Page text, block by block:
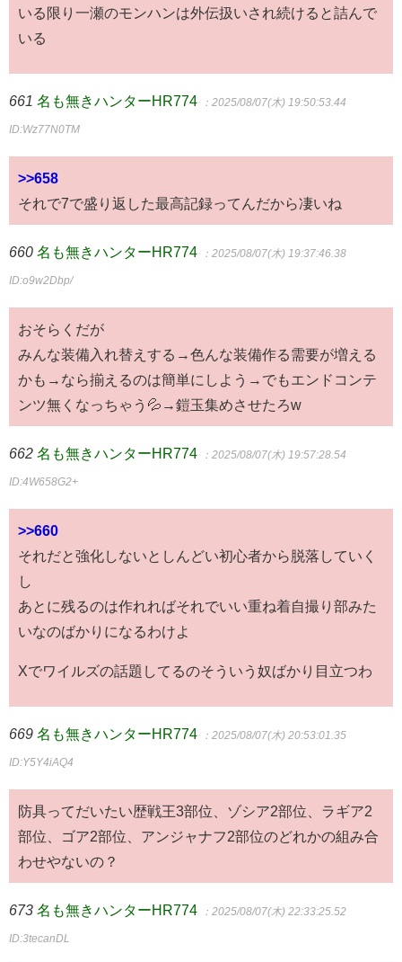
いる限り一瀬のモンハンは外伝扱いされ続けると詰んで
いる
661 名も無きハンターHR774 ：2025/08/07(木) 19:50:53.44
ID:Wz77N0TM
>>658
それで7で盛り返した最高記録ってんだから凄いね
660 名も無きハンターHR774 ：2025/08/07(木) 19:37:46.38
ID:o9w2Dbp/
おそらくだが
みんな装備入れ替えする→色んな装備作る需要が増える
かも→なら揃えるのは簡単にしよう→でもエンドコンテ
ンツ無くなっちゃう💦→鎧玉集めさせたろw
662 名も無きハンターHR774 ：2025/08/07(木) 19:57:28.54
ID:4W658G2+
>>660
それだと強化しないとしんどい初心者から脱落していく
し
あとに残るのは作れればそれでいい重ね着自撮り部みた
いなのばかりになるわけよ
Xでワイルズの話題してるのそういう奴ばかり目立つわ
669 名も無きハンターHR774 ：2025/08/07(木) 20:53:01.35
ID:Y5Y4iAQ4
防具ってだいたい歴戦王3部位、ゾシア2部位、ラギア2
部位、ゴア2部位、アンジャナフ2部位のどれかの組み合
わせやないの？
673 名も無きハンターHR774 ：2025/08/07(木) 22:33:25.52
ID:3tecanDL